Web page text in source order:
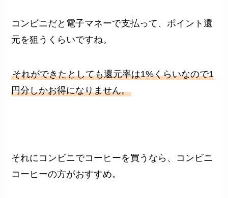
コンビニだと電子マネーで支払って、ポイント還
元を狙うくらいですね。
それができたとしても還元率は1%くらいなので1
円分しかお得になりません。
それにコンビニでコーヒーを買うなら、コンビニ
コーヒーの方がおすすめ。